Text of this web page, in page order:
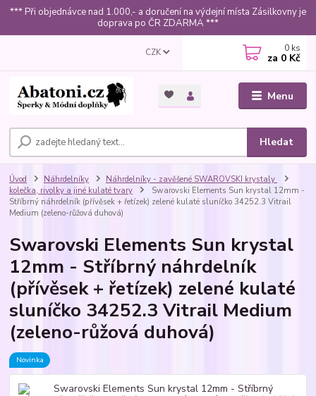
*** Při objednávce nad 1.000,- a doručení na výdejní místa Zásilkovny je
doprava po ČR ZDARMA ***
Menu
CZK
Hledat
0 ks
za 0 Kč
Úvod Náhrdelníky
Náhrdelníky - zavěšené SWAROVSKI krystaly
kolečka, rivolky a jiné kulaté tvary
Swarovski Elements Sun krystal 12mm -
Stříbrný náhrdelník (přívěsek + řetízek) zelené kulaté sluníčko 34252.3 Vitrail
Medium (zeleno-růžová duhová)
Swarovski Elements Sun krystal
12mm - Stříbrný náhrdelník
(přívěsek + řetízek) zelené kulaté
sluníčko 34252.3 Vitrail Medium
(zeleno-růžová duhová)
Novinka